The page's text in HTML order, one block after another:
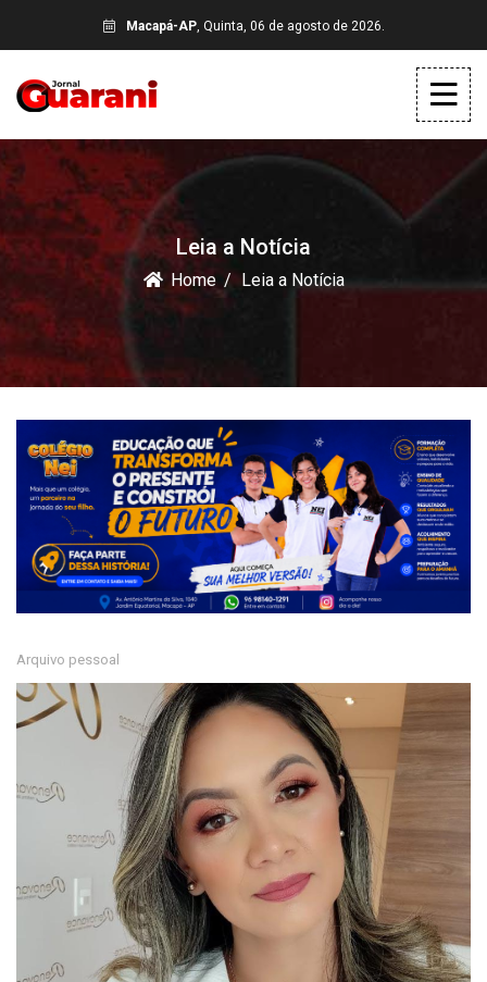
Macapá-AP, Quinta, 06 de agosto de 2026.
Leia a Notícia
Home Leia a Notícia
Arquivo pessoal